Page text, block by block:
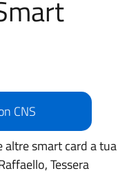
CNS
altre smart card a tua
Tessera